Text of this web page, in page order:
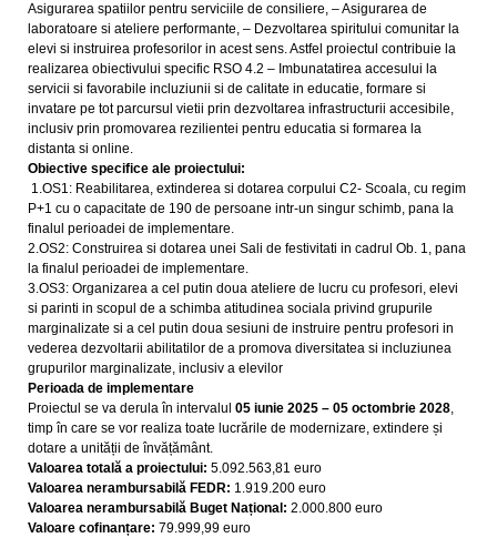
Asigurarea spatiilor pentru serviciile de consiliere, – Asigurarea de
laboratoare si ateliere performante, – Dezvoltarea spiritului comunitar la
elevi si instruirea profesorilor in acest sens. Astfel proiectul contribuie la
realizarea obiectivului specific RSO 4.2 – Imbunatatirea accesului la
servicii si favorabile incluziunii si de calitate in educatie, formare si
invatare pe tot parcursul vietii prin dezvoltarea infrastructurii accesibile,
inclusiv prin promovarea rezilientei pentru educatia si formarea la
distanta si online.
Obiective specifice ale proiectului:
1.OS1: Reabilitarea, extinderea si dotarea corpului C2- Scoala, cu regim
P+1 cu o capacitate de 190 de persoane intr-un singur schimb, pana la
finalul perioadei de implementare.
2.OS2: Construirea si dotarea unei Sali de festivitati in cadrul Ob. 1, pana
la finalul perioadei de implementare.
3.OS3: Organizarea a cel putin doua ateliere de lucru cu profesori, elevi
si parinti in scopul de a schimba atitudinea sociala privind grupurile
marginalizate si a cel putin doua sesiuni de instruire pentru profesori in
vederea dezvoltarii abilitatilor de a promova diversitatea si incluziunea
grupurilor marginalizate, inclusiv a elevilor
Perioada de implementare
Proiectul se va derula în intervalul 05 iunie 2025 – 05 octombrie 2028,
timp în care se vor realiza toate lucrările de modernizare, extindere și
dotare a unității de învățământ.
Valoarea totală a proiectului: 5.092.563,81 euro
Valoarea nerambursabilă FEDR: 1.919.200 euro
Valoarea nerambursabilă Buget Național: 2.000.800 euro
Valoare cofinanțare: 79.999,99 euro